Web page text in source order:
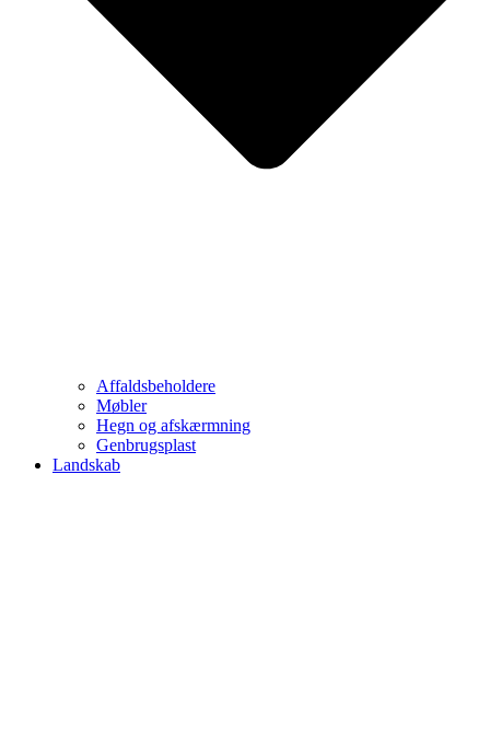
Affaldsbeholdere
Møbler
Hegn og afskærmning
Genbrugsplast
Landskab